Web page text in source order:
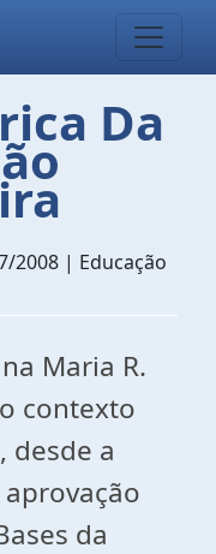
Da
2008 | Educação
Maria R.
contexto
desde a
da